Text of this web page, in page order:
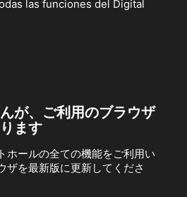
las funciones del Digital
が、ご利用のブラウザ
ます
ホールの全ての機能をご利用い
ザを最新版に更新してくださ